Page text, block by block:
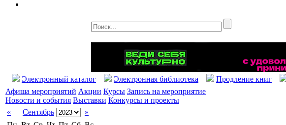
Электронный каталог Электронная библиотека Продление книг
Афиша мероприятий Акции Курсы Запись на мероприятие
Новости и события Выставки Конкурсы и проекты
«
Сентябрь
»